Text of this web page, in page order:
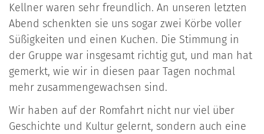
Kellner waren sehr freundlich. An unseren letzten
Abend schenkten sie uns sogar zwei Körbe voller
Süßigkeiten und einen Kuchen. Die Stimmung in
der Gruppe war insgesamt richtig gut, und man hat
gemerkt, wie wir in diesen paar Tagen nochmal
mehr zusammengewachsen sind.
Wir haben auf der Romfahrt nicht nur viel über
Geschichte und Kultur gelernt, sondern auch eine